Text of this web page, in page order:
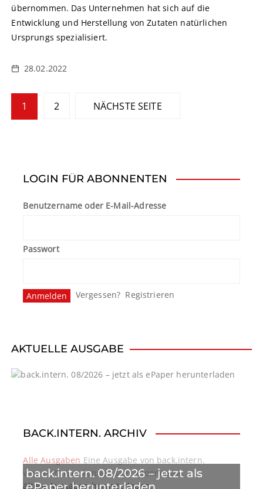
übernommen. Das Unternehmen hat sich auf die
Entwicklung und Herstellung von Zutaten natürlichen
Ursprungs spezialisiert.
28.02.2022
S
e
n
u
m
r
i
u
n
g
1 2 NÄCHSTE SEITE
LOGIN FÜR ABONNENTEN
Benutzername oder E-Mail-Adresse
Passwort
Vergessen? Registrieren
AKTUELLE AUSGABE
back.intern. 08/2026 – jetzt als
BACK.INTERN. ARCHIV
Alle Ausgaben Eine Ausgabe von back.intern.
verpasst? Hier können sich Abonnenten
ältere Ausgaben herunterladen.